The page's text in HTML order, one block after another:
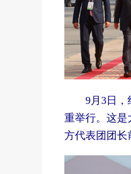
9月3日，纪
重举行。这是
方代表团团长